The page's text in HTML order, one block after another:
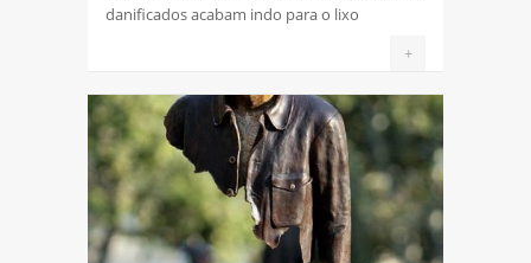
danificados acabam indo para o lixo
+